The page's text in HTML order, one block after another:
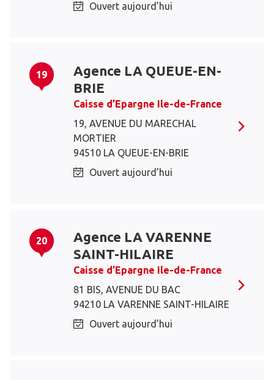
Ouvert aujourd’hui
19
Agence LA QUEUE-EN-
BRIE
Caisse d’Epargne Ile-de-France
19, AVENUE DU MARECHAL
MORTIER
94510 LA QUEUE-EN-BRIE
Ouvert aujourd’hui
20
Agence LA VARENNE
SAINT-HILAIRE
Caisse d’Epargne Ile-de-France
81 BIS, AVENUE DU BAC
94210 LA VARENNE SAINT-HILAIRE
Ouvert aujourd’hui